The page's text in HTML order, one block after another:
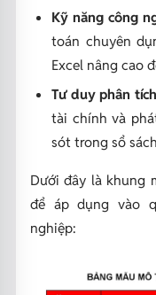
Kỹ năng công
toán chuyên
Excel nâng cao
Tư duy phân
tài chính và
sót trong sổ
Dưới đây là khung
để áp dụng vào
nghiệp: